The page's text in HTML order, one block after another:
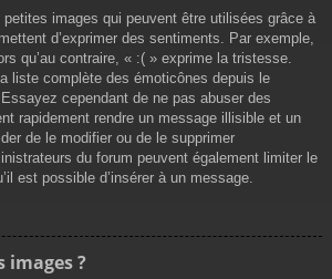
images qui peuvent être utilisées grâce à
d’exprimer des sentiments. Par exemple,
qu’au contraire, « :( » exprime la tristesse.
liste complète des émoticônes depuis le
cependant de ne pas abuser des
rapidement rendre un message illisible et un
de le modifier ou de le supprimer
du forum peuvent également limiter le
est possible d’insérer à un message.
images ?